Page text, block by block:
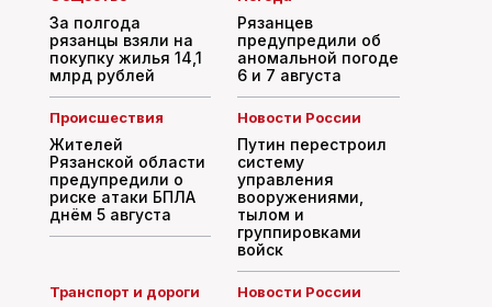
За полгода
рязанцы взяли на
покупку жилья 14,1
млрд рублей
Рязанцев
предупредили об
аномальной погоде
6 и 7 августа
Происшествия
Жителей
Рязанской области
предупредили о
риске атаки БПЛА
днём 5 августа
Новости России
Путин перестроил
систему
управления
вооружениями,
тылом и
группировками
войск
Транспорт и дороги Новости России